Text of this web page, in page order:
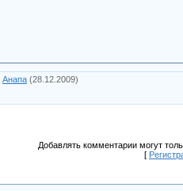
Анапа (28.12.2009)
Добавлять комментарии могут
[